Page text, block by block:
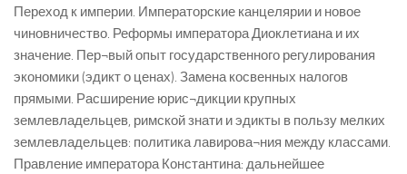
Переход к империи. Императорские канцелярии и новое
чиновничество. Реформы императора Диоклетиана и их
значение. Пер¬вый опыт государственного регулирования
экономики (эдикт о ценах). Замена косвенных налогов
прямыми. Расширение юрис¬дикции крупных
землевладельцев, римской знати и эдикты в пользу мелких
землевладельцев: политика лавирова¬ния между классами.
Правление императора Константина: дальнейшее